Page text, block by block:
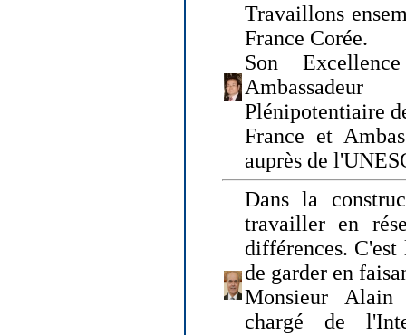
Travaillons
France Corée.
Son
Plénipotentiaire
France et
auprès de
Dans la
travailler en
différences.
de garder en
Monsieur Alain
chargé de